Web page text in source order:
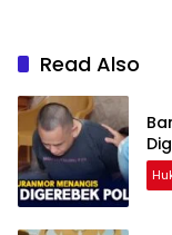
Read Also